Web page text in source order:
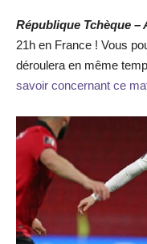
République Tchèque –
21h en France ! Vous
déroulera en même
savoir concernant ce